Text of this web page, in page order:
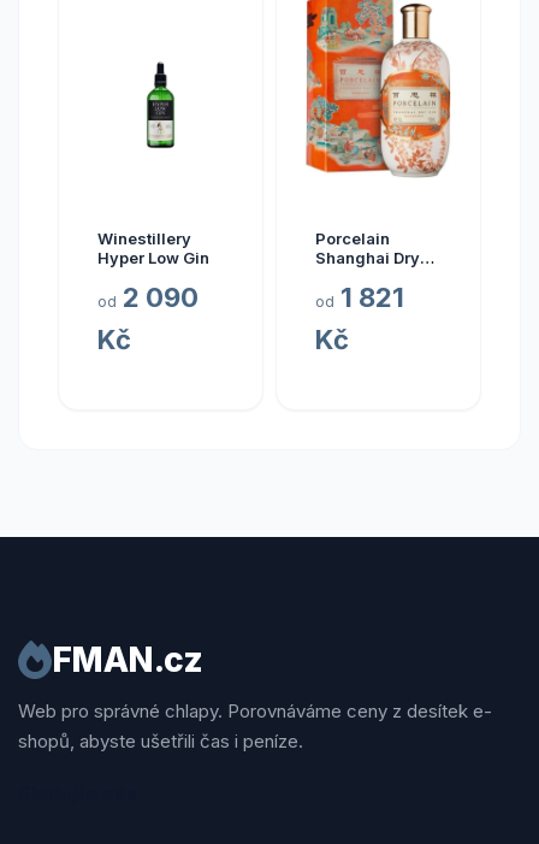
Winestillery
Hyper Low Gin
od 2 090
Kč
Porcelain
Shanghai Dry
0.7l
od 1 821
Kč
FMAN.cz
Web pro správné chlapy. Porovnáváme ceny z desítek e-
shopů, abyste ušetřili čas i peníze.